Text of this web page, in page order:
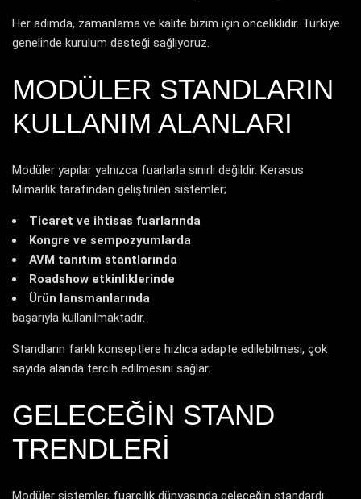
Her adımda, zamanlama ve kalite bizim için önceliklidir. Türkiye
genelinde kurulum desteği sağlıyoruz.
MODÜLER STANDLARIN
KULLANIM ALANLARI
Modüler yapılar yalnızca fuarlarla sınırlı değildir. Kerasus
Mimarlık tarafından geliştirilen sistemler;
Ticaret ve ihtisas fuarlarında
Kongre ve sempozyumlarda
AVM tanıtım stantlarında
Roadshow etkinliklerinde
Ürün lansmanlarında
başarıyla kullanılmaktadır.
Standların farklı konseptlere hızlıca adapte edilebilmesi, çok
sayıda alanda tercih edilmesini sağlar.
GELECEĞIN STAND
TRENDLERI
Modüler sistemler, fuarcılık dünyasında geleceğin standardı